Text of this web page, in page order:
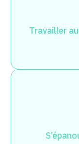
Travailler au